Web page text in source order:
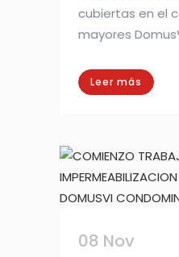
cubiertas en el
mayores
Leer más
08 Nov